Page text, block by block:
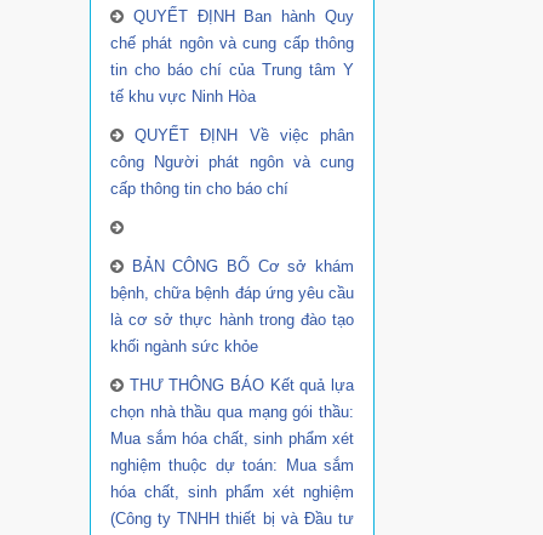
QUYẾT ĐỊNH Ban hành Quy
chế phát ngôn và cung cấp thông
tin cho báo chí của Trung tâm Y
tế khu vực Ninh Hòa
QUYẾT ĐỊNH Về việc phân
công Người phát ngôn và cung
cấp thông tin cho báo chí
BẢN CÔNG BỐ Cơ sở khám
bệnh, chữa bệnh đáp ứng yêu cầu
là cơ sở thực hành trong đào tạo
khối ngành sức khỏe
THƯ THÔNG BÁO Kết quả lựa
chọn nhà thầu qua mạng gói thầu:
Mua sắm hóa chất, sinh phẩm xét
nghiệm thuộc dự toán: Mua sắm
hóa chất, sinh phẩm xét nghiệm
(Công ty TNHH thiết bị và Đầu tư